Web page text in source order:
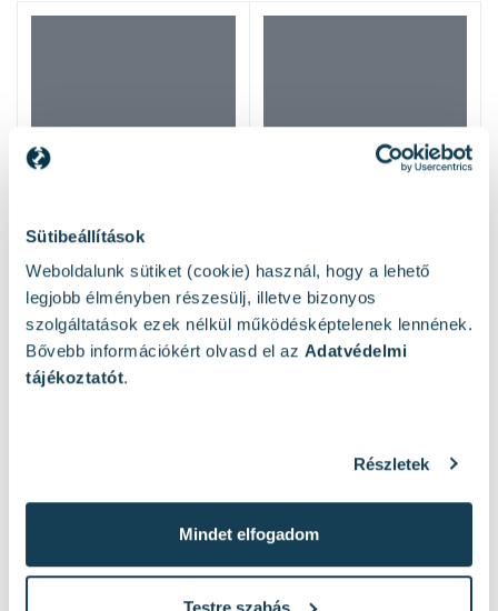
Sütibeállítások
Weboldalunk sütiket (cookie) használ, hogy a lehető
legjobb élményben részesülj, illetve bizonyos
szolgáltatások ezek nélkül működésképtelenek lennének.
Bővebb információkért olvasd el az Adatvédelmi
tájékoztatót.
Részletek
Mindet elfogadom
Testre szabás